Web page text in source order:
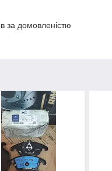
за домовленістю